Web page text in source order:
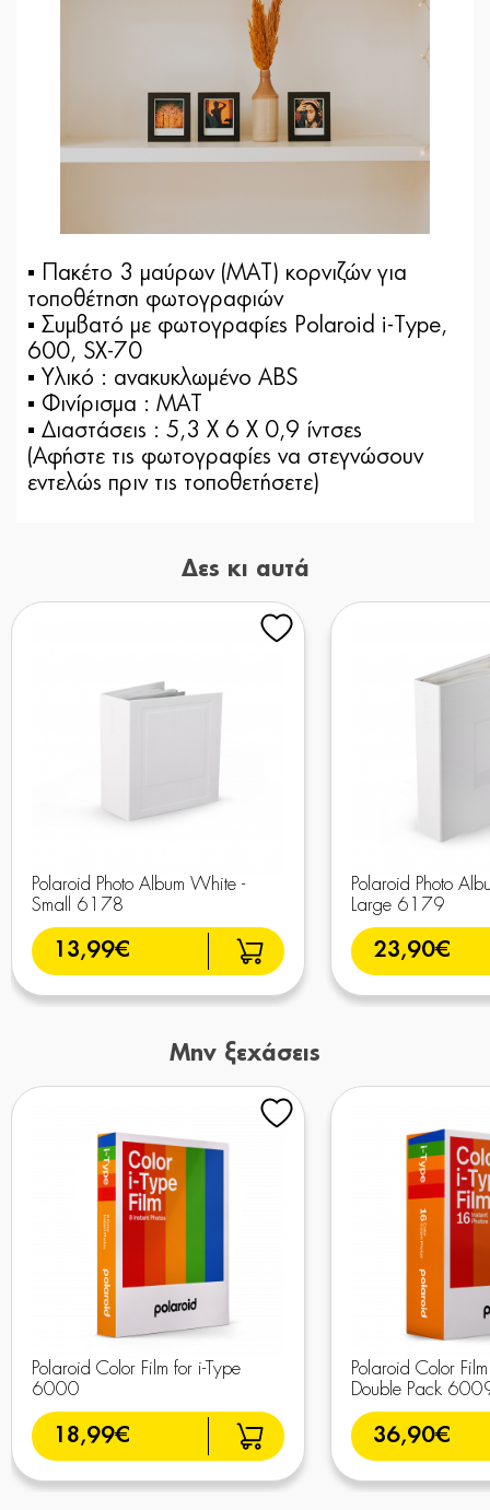
▪ Πακέτο 3 μαύρων (ΜΑΤ) κορνιζών για
τοποθέτηση φωτογραφιών
▪ Συμβατό με φωτογραφίες Polaroid i-Type,
600, SX-70
▪ Yλικό : ανακυκλωμένο ABS
▪ Φινίρισμα : ΜΑΤ
▪ Διαστάσεις : 5,3 Χ 6 Χ 0,9 ίντσες
(Αφήστε τις φωτογραφίες να στεγνώσουν
εντελώς πριν τις τοποθετήσετε)
Δες κι αυτά
Polaroid Photo Album White -
Small 6178
13,99€
Polaroid Photo
Large 6179
23,90€
Μην ξεχάσεις
Polaroid Color Film for i-Type
6000
18,99€
Polaroid Color
Double Pack
36,90€